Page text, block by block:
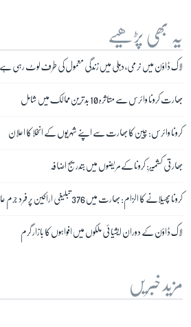
یہ بھی پڑھیے
لاک ڈاؤن میں نرمی، دہلی میں زندگی معمول کی طرف لوٹ رہی ہے
بھارت کرونا وائرس سے متاثرہ 10 بدترین ممالک میں شامل
کرونا وائرس: چین کا بھارت سے اپنے شہریوں کے انخلا کا اعلان
بھارتی کشمیر: کرونا کے مریضوں میں بتدریج اضافہ
کرونا پھیلانے کا الزام: بھارت میں 376 تبلیغی اراکین پر فرد جرم عائد
لاک ڈاؤن کے دوران ایشیائی ملکوں میں افواہوں کا بازار گرم
مزید خبریں